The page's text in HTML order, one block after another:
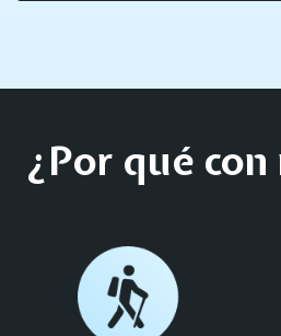
¿Por qué